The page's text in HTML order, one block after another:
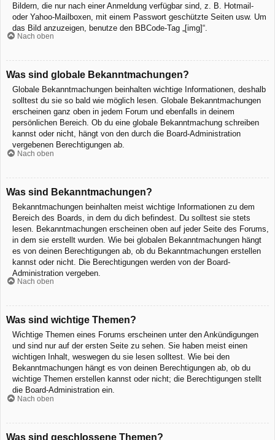
Bildern, die nur nach einer Anmeldung verfügbar sind, z. B. Hotmail-
oder Yahoo-Mailboxen, mit einem Passwort geschützte Seiten usw. Um
das Bild anzuzeigen, benutze den BBCode-Tag „[img]“.
Nach oben
Was sind globale Bekanntmachungen?
Globale Bekanntmachungen beinhalten wichtige Informationen, deshalb
solltest du sie so bald wie möglich lesen. Globale Bekanntmachungen
erscheinen ganz oben in jedem Forum und ebenfalls in deinem
persönlichen Bereich. Ob du eine globale Bekanntmachung schreiben
kannst oder nicht, hängt von den durch die Board-Administration
vergebenen Berechtigungen ab.
Nach oben
Was sind Bekanntmachungen?
Bekanntmachungen beinhalten meist wichtige Informationen zu dem
Bereich des Boards, in dem du dich befindest. Du solltest sie stets
lesen. Bekanntmachungen erscheinen oben auf jeder Seite des Forums,
in dem sie erstellt wurden. Wie bei globalen Bekanntmachungen hängt
es von deinen Berechtigungen ab, ob du Bekanntmachungen erstellen
kannst oder nicht. Die Berechtigungen werden von der Board-
Administration vergeben.
Nach oben
Was sind wichtige Themen?
Wichtige Themen eines Forums erscheinen unter den Ankündigungen
und sind nur auf der ersten Seite zu sehen. Sie haben meist einen
wichtigen Inhalt, weswegen du sie lesen solltest. Wie bei den
Bekanntmachungen hängt es von deinen Berechtigungen ab, ob du
wichtige Themen erstellen kannst oder nicht; die Berechtigungen stellt
die Board-Administration ein.
Nach oben
Was sind geschlossene Themen?